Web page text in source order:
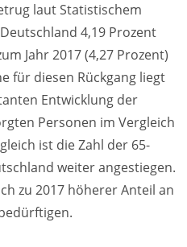
laut Statistischem
4,19 Prozent
Jahr 2017 (4,27 Prozent)
für diesen Rückgang liegt
Entwicklung der
Personen im Vergleich
ist die Zahl der 65-
weiter angestiegen.
zu 2017 höherer Anteil an